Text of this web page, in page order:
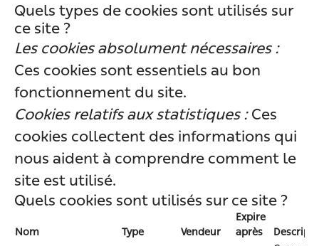
Quels types de cookies sont utilisés sur
ce site ?
Les cookies absolument nécessaires :
Ces cookies sont essentiels au bon
fonctionnement du site.
Cookies relatifs aux statistiques :Ces
cookies collectent des informations qui
nous aident à comprendre comment le
site est utilisé.
Quels cookies sont utilisés sur ce site ?
Nom Type Vendeur
Expire
après